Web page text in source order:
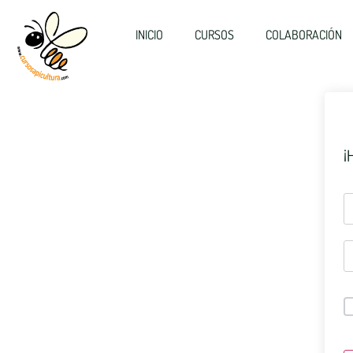
INICIO CURSOS COLABORACIÓN